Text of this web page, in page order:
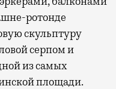
ротонде
скульптуру
серпом и
из самых
площади.